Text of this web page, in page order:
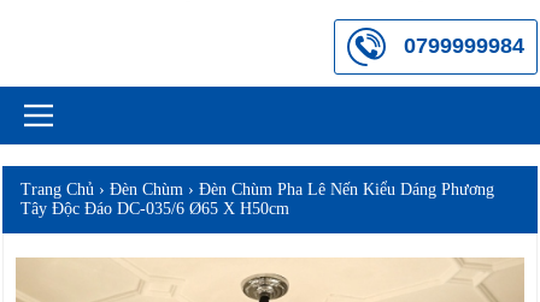
0799999984
Trang Chủ ›Đèn Chùm ›Đèn Chùm Pha Lê Nến Kiểu Dáng Phương
Tây Độc Đáo DC-035/6 Ø65 X H50cm